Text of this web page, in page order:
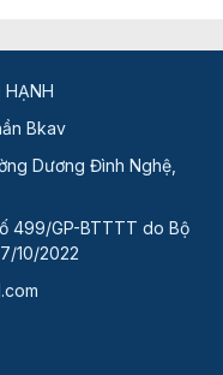
HẠNH
Bkav
Dương Đình Nghệ,
499/GP-BTTTT do Bộ
10/2022